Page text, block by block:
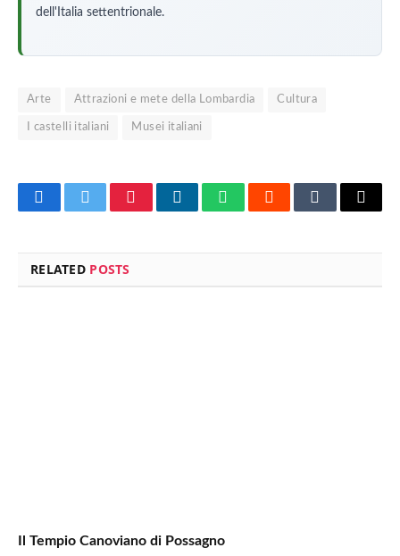
dell'Italia settentrionale.
Arte Attrazioni e mete della Lombardia Cultura
I castelli italiani Musei italiani
FacebookTwitterPinterestLinkedInWhatsAppRedditTumblrEmail
RELATED POSTS
Il Tempio Canoviano di Possagno